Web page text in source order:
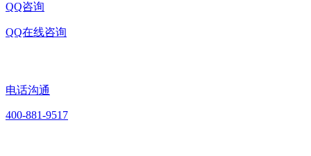
QQ咨询
QQ在线咨询
电话沟通
400-881-9517